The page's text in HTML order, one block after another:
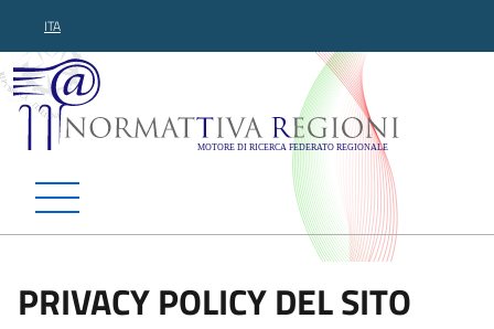
ITA
Normattiva Regioni -
PRIVACY POLICY DEL SITO